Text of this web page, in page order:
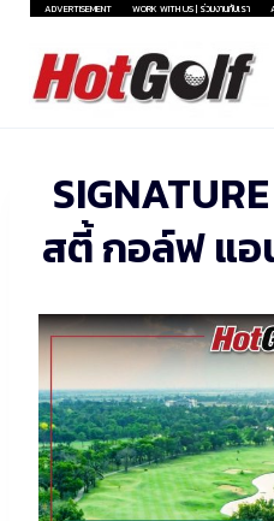
Skip
content
ADVERTISEMENT WORK WITH US | ร่วมงานกับเรา
สตี้ กอล์ฟ แ